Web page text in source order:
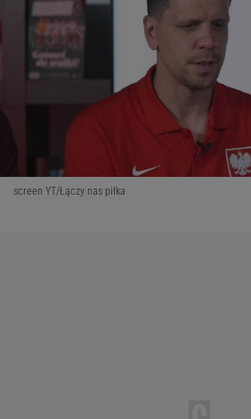
screen YT/Łączy nas piłka